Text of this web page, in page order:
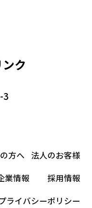
ク
3
方へ
法人のお客様
業情報
採用情報
ライバシーポリシー